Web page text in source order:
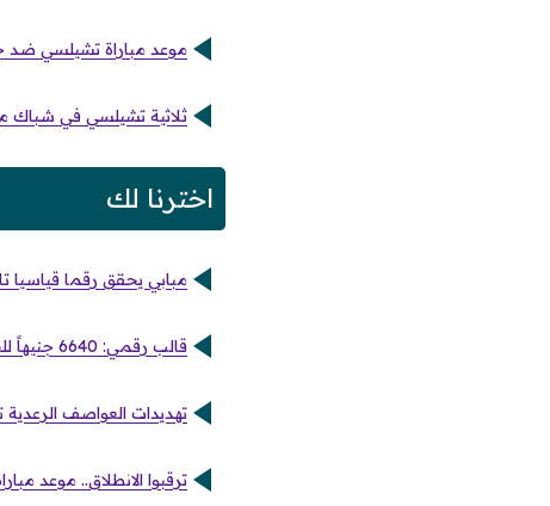
موعد مباراة تشيلسي ضد جوهور
ثلاثية تشيلسي في شباك
اخترنا لك
مبابي يحقق رقما قياسيا
قالب رقمي: 6640 جنيهاً للجرام.. تحركات مفاجئة في أسعار الذهب خلال تعاملات المساء داخل مصر
تهديدات العواصف
ترقبوا الانطلاق.. موعد